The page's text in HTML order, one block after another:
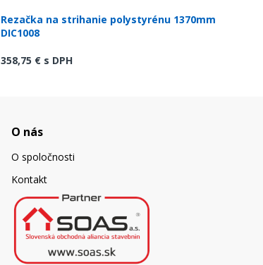
Rezačka na strihanie polystyrénu 1370mm
DIC1008
358,75 € s DPH
O nás
O spoločnosti
Kontakt